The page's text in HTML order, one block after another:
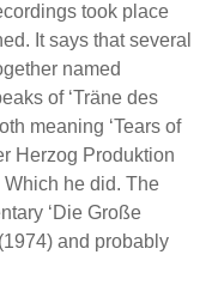
took place
It says that several
named
of ‘Träne des
meaning ‘Tears of
Herzog Produktion
Which he did. The
‘Die Große
and probably